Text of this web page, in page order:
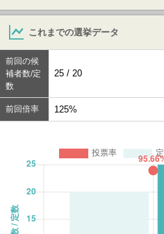
これまでの選挙データ
前回の候
補者数/定
数
25 / 20
前回倍率 125%